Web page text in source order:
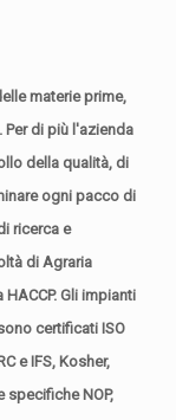
materie prime,
Per di più l'azienda
della qualità, di
ogni pacco di
ricerca e
di Agraria
Gli impianti
certificati ISO
e IFS, Kosher,
NOP,